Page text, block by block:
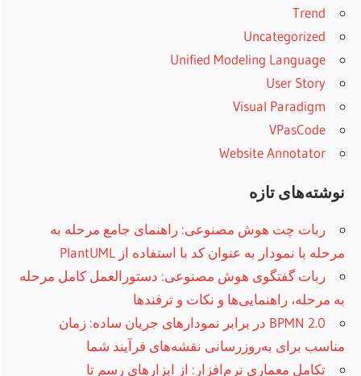
Trend
Uncategorized
Unified Modeling Language
User Story
Visual Paradigm
VPasCode
Website Annotator
نوشته‌های تازه
ربات چت هوش مصنوعی: راهنمای جامع مرحله به
مرحله با نمودار به عنوان کد با استفاده از PlantUML
ربات گفتگوی هوش مصنوعی: دستورالعمل کامل مرحله
به مرحله، راهنمایی‌ها و نکات و ترفند‌ها
BPMN 2.0 در برابر نمودارهای جریان ساده: زمان
مناسب برای به‌روزرسانی نقشه‌های فرآیند شما
تکامل معماری نرم‌افزار: از ابزارهای رسم تا